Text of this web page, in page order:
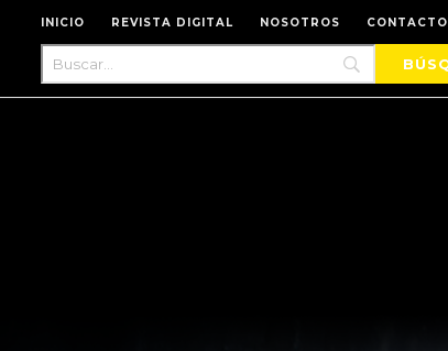
INICIO REVISTA DIGITAL NOSOTROS CONTACTO